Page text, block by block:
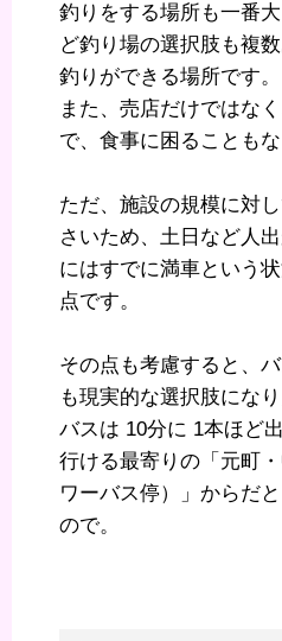
釣りをする場所も一番
ど釣り場の選択肢も複
釣りができる場所です。
また、売店だけではな
で、食事に困ることもな
ただ、施設の規模に対
さいため、土日など人
にはすでに満車という
点です。
その点も考慮すると、
も現実的な選択肢になり
バスは 10分に 1本ほど
行ける最寄りの「元町
ワーバス停）」からだ
ので。